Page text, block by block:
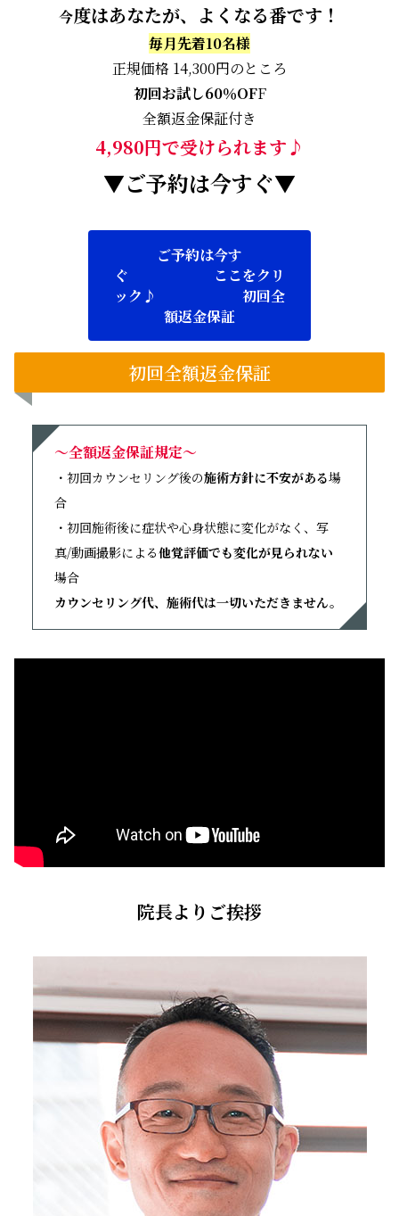
今度はあなたが、よくなる番です！
毎月先着10名様
正規価格 14,300円のところ
初回お試し60％OFF
全額返金保証付き
4,980円で受けられます♪
▼ご予約は今すぐ▼
ご予約は今す
ぐ ここをクリ
ック♪ 初回全
額返金保証
初回全額返金保証
～全額返金保証規定～
・初回カウンセリング後の施術方針に不安がある場
合
・初回施術後に症状や心身状態に変化がなく、写
真/動画撮影による他覚評価でも変化が見られない
場合
カウンセリング代、施術代は一切いただきません。
院長よりご挨拶